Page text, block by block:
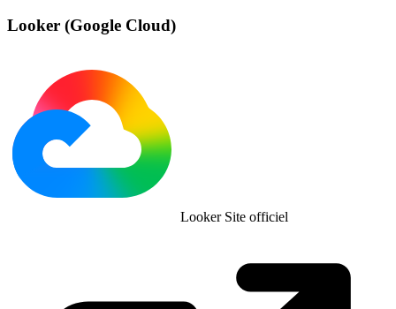
Looker (Google Cloud)
Looker Site officiel